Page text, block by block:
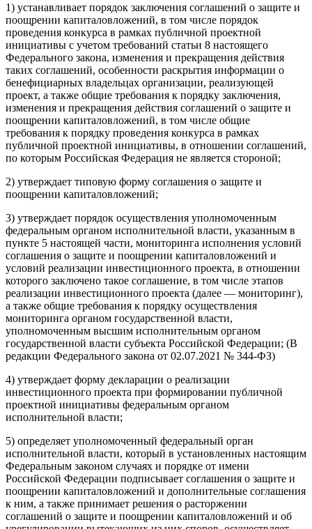
1) устанавливает порядок заключения соглашений о защите и
поощрении капиталовложений, в том числе порядок
проведения конкурса в рамках публичной проектной
инициативы с учетом требований статьи 8 настоящего
Федерального закона, изменения и прекращения действия
таких соглашений, особенности раскрытия информации о
бенефициарных владельцах организации, реализующей
проект, а также общие требования к порядку заключения,
изменения и прекращения действия соглашений о защите и
поощрении капиталовложений, в том числе общие
требования к порядку проведения конкурса в рамках
публичной проектной инициативы, в отношении соглашений,
по которым Российская Федерация не является стороной;
2) утверждает типовую форму соглашения о защите и
поощрении капиталовложений;
3) утверждает порядок осуществления уполномоченным
федеральным органом исполнительной власти, указанным в
пункте 5 настоящей части, мониторинга исполнения условий
соглашения о защите и поощрении капиталовложений и
условий реализации инвестиционного проекта, в отношении
которого заключено такое соглашение, в том числе этапов
реализации инвестиционного проекта (далее — мониторинг),
а также общие требования к порядку осуществления
мониторинга органом государственной власти,
уполномоченным высшим исполнительным органом
государственной власти субъекта Российской Федерации; (В
редакции Федерального закона от 02.07.2021 № 344-ФЗ)
4) утверждает форму декларации о реализации
инвестиционного проекта при формировании публичной
проектной инициативы федеральным органом
исполнительной власти;
5) определяет уполномоченный федеральный орган
исполнительной власти, который в установленных настоящим
Федеральным законом случаях и порядке от имени
Российской Федерации подписывает соглашения о защите и
поощрении капиталовложений и дополнительные соглашения
к ним, а также принимает решения о расторжении
соглашений о защите и поощрении капиталовложений и об